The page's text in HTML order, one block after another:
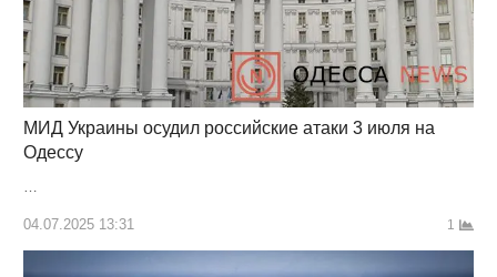
МИД Украины осудил российские атаки 3 июля на
Одессу
…
04.07.2025 13:31 1